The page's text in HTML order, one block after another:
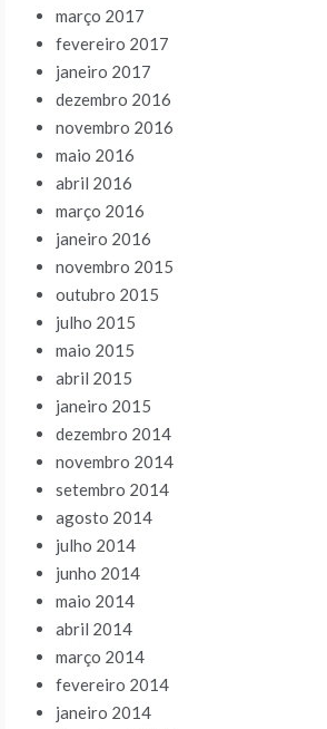
março 2017
fevereiro 2017
janeiro 2017
dezembro 2016
novembro 2016
maio 2016
abril 2016
março 2016
janeiro 2016
novembro 2015
outubro 2015
julho 2015
maio 2015
abril 2015
janeiro 2015
dezembro 2014
novembro 2014
setembro 2014
agosto 2014
julho 2014
junho 2014
maio 2014
abril 2014
março 2014
fevereiro 2014
janeiro 2014